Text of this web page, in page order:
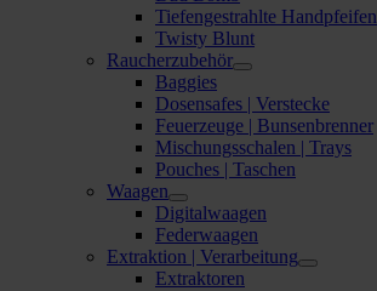
Tiefengestrahlte Handpfeifen
Twisty Blunt
Raucherzubehör
Baggies
Dosensafes | Verstecke
Feuerzeuge | Bunsenbrenner
Mischungsschalen | Trays
Pouches | Taschen
Waagen
Digitalwaagen
Federwaagen
Extraktion | Verarbeitung
Extraktoren